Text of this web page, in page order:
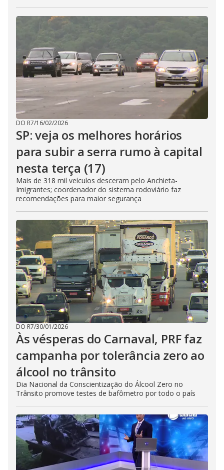
DO R7/16/02/2026
SP: veja os melhores horários
para subir a serra rumo à capital
nesta terça (17)
Mais de 318 mil veículos desceram pelo Anchieta-
Imigrantes; coordenador do sistema rodoviário faz
recomendações para maior segurança
DO R7/30/01/2026
Às vésperas do Carnaval, PRF faz
campanha por tolerância zero ao
álcool no trânsito
Dia Nacional da Conscientização do Álcool Zero no
Trânsito promove testes de bafômetro por todo o país